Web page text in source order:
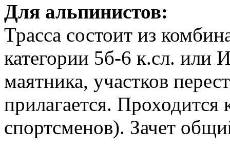
Для альпинистов:
Трасса состоит из
категории 5б-6 к.сл. или
маятника, участков
прилагается. Проходится
спортсменов). Зачет